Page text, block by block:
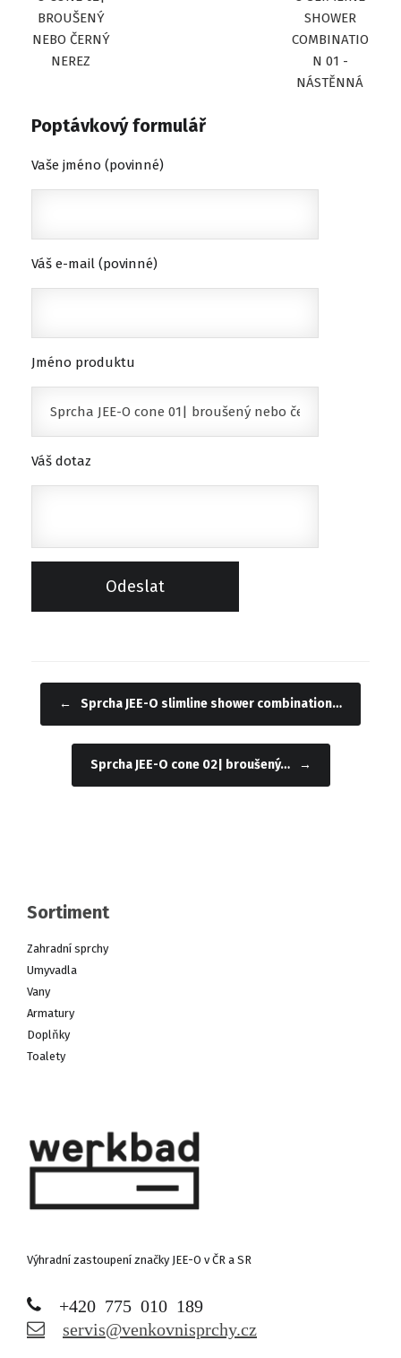
BROUŠENÝ
NEBO ČERNÝ
NEREZ
SHOWER
COMBINATIO
N 01 -
NÁSTĚNNÁ
Poptávkový formulář
Vaše jméno (povinné)
Váš e-mail (povinné)
Jméno produktu
Váš dotaz
Navigace příspěvku
← Sprcha JEE-O slimline shower combination…
Sprcha JEE-O cone 02| broušený… →
Sortiment
Zahradní sprchy
Umyvadla
Vany
Armatury
Doplňky
Toalety
Výhradní zastoupení značky JEE-O v ČR a SR
+420 775 010 189
servis@venkovnisprchy.cz